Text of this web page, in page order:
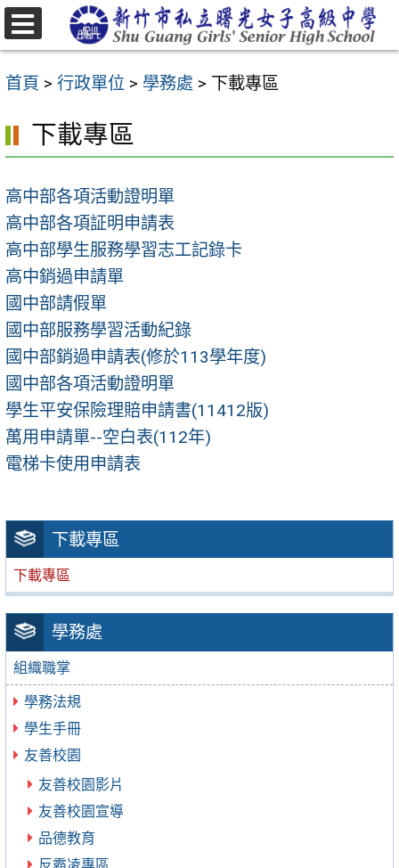
跳
至
要
容
首頁 > 行政單位 > 學務處 > 下載專區
下載專區
下載專區
學務處
組織職掌
學務法規
學生手冊
友善校園
友善校園影片
友善校園宣導
品德教育
下載專區
高中部各項活動證明單
高中部各項証明申請表
高中部學生服務學習志工記錄卡
高中銷過申請單
國中部請假單
國中部服務學習活動紀錄
國中部銷過申請表(修於113學年度)
國中部各項活動證明單
學生平安保險理賠申請書(11412版)
萬用申請單--空白表(112年)
電梯卡使用申請表
選
單